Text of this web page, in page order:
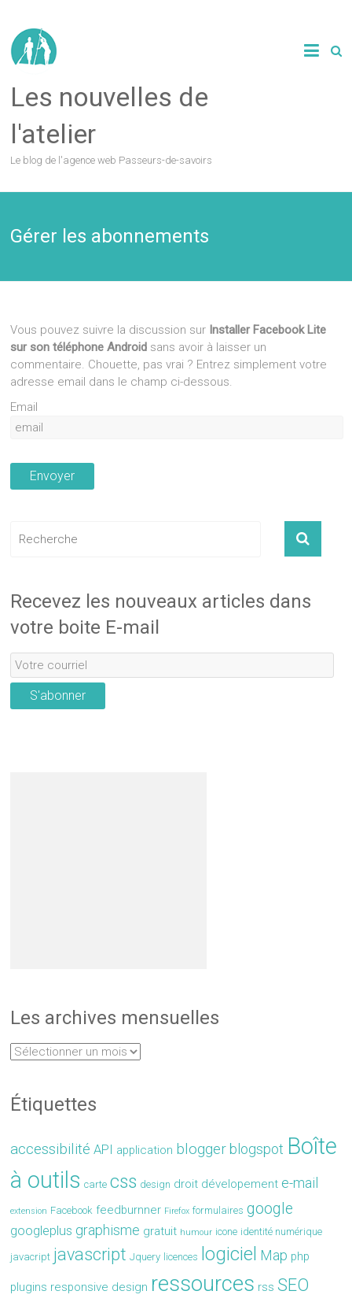
Les nouvelles de
l'atelier
Le blog de l'agence web Passeurs-de-savoirs
Gérer les abonnements
Vous pouvez suivre la discussion sur Installer Facebook Lite
sur son téléphone Android sans avoir à laisser un
commentaire. Chouette, pas vrai ? Entrez simplement votre
adresse email dans le champ ci-dessous.
Email
Recevez les nouveaux articles dans
votre boite E-mail
S'abonner
Les archives mensuelles
Étiquettes
accessibilité API application blogger blogspot Boîte
à outils carte css design droit dévelopement e-mail
extension Facebook feedburnner Firefox formulaires google
googleplus graphisme gratuit humour icone identité numérique
javacript javascript Jquery licences logiciel Map php
plugins responsive design ressources rss SEO